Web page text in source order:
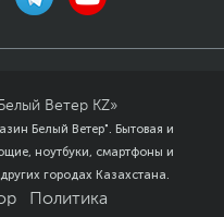
Ветер KZ»
Белый Ветер". Бытовая и
ноутбуки, смартфоны и
городах Казахстана.
Политика